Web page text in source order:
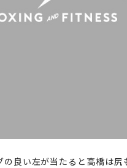
良い左が当たると高橋は